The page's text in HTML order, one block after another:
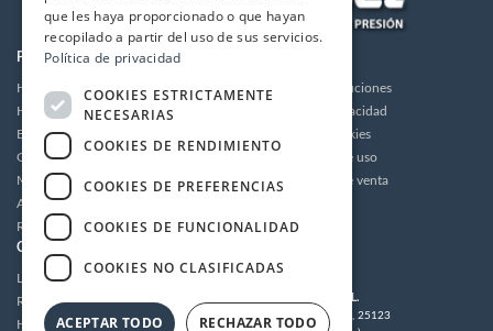
PRODUCTOS
Hidrolimpiadoras
Humidificación
Bombas de alta presión
Grupos motor bomba alta presión
Motores
Accesorios
Recambios / Repuestos
Envios y devoluciones
Política de privacidad
Política de cookies
Condiciones de uso
Condiciones de venta
CUENTA
Login
Registrarse
Histórico de pedidos
MULTIDRONET S.L.
C/Tramuntana 62, 25123
que les haya proporcionado o que hayan
recopilado a partir del uso de sus servicios.
Política de privacidad
COOKIES ESTRICTAMENTE
NECESARIAS
COOKIES DE RENDIMIENTO
COOKIES DE PREFERENCIAS
COOKIES DE FUNCIONALIDAD
COOKIES NO CLASIFICADAS
ACEPTAR TODO RECHAZAR TODO